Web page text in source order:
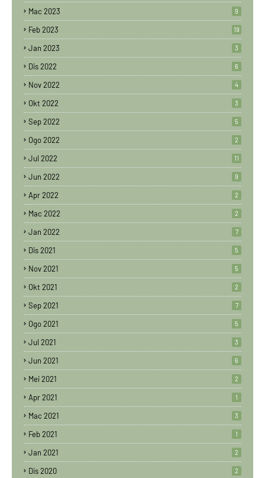
Mac 2023 9
Feb 2023 19
Jan 2023 3
Dis 2022 6
Nov 2022 4
Okt 2022 3
Sep 2022 5
Ogo 2022 2
Jul 2022 11
Jun 2022 9
Apr 2022 2
Mac 2022 2
Jan 2022 7
Dis 2021 5
Nov 2021 5
Okt 2021 2
Sep 2021 7
Ogo 2021 5
Jul 2021 3
Jun 2021 6
Mei 2021 2
Apr 2021 1
Mac 2021 3
Feb 2021 1
Jan 2021 2
Dis 2020 2